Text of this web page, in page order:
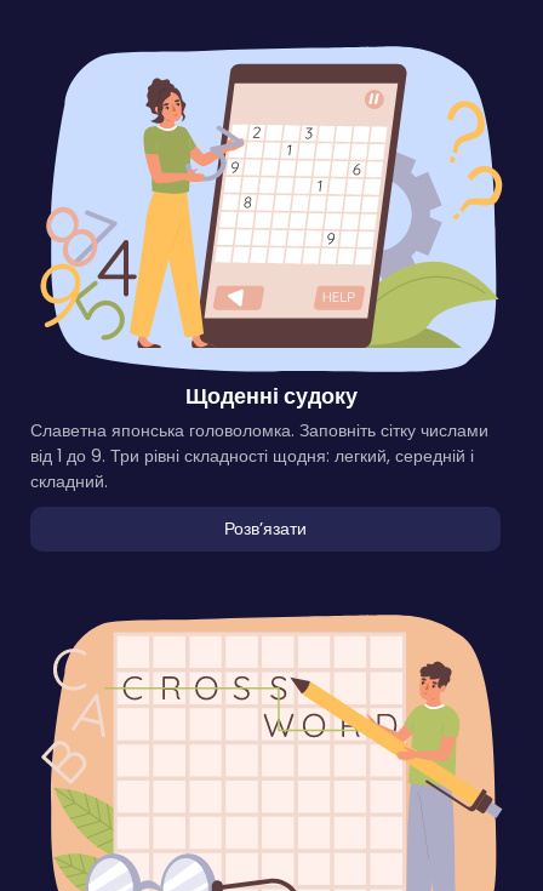
Щоденні судоку
Славетна японська головоломка. Заповніть сітку числами
від 1 до 9. Три рівні складності щодня: легкий, середній і
складний.
Розвʼязати